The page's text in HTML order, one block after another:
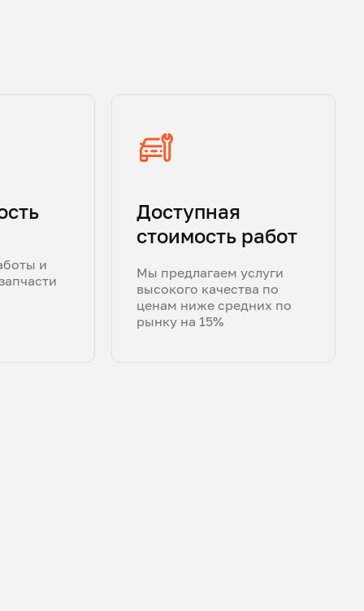
и
Доступная
стоимость работ
Мы предлагаем услуги
высокого качества по
ценам ниже средних по
рынку на 15%